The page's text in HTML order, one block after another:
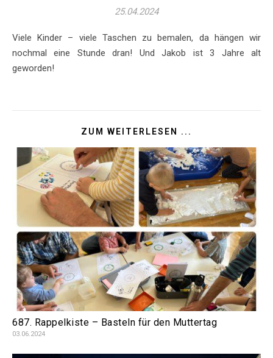
25.04.2024
Viele Kinder – viele Taschen zu bemalen, da hängen wir
nochmal eine Stunde dran! Und Jakob ist 3 Jahre alt
geworden!
ZUM WEITERLESEN ...
687. Rappelkiste – Basteln für den Muttertag
03.06.2024